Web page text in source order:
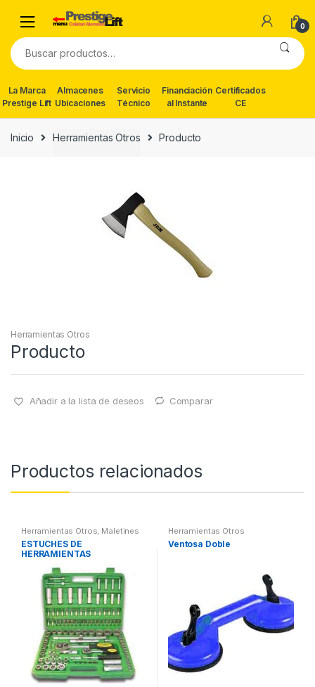
navigation
content
0
Buscar
por:
La Marca
Prestige Lift
Almacenes
Ubicaciones
Servicio
Técnico
Financiación
al Instante
Certificados
CE
Inicio Herramientas Otros Producto
Herramientas Otros
Producto
Añadir a la lista de deseos Comparar
Productos relacionados
Herramientas Otros, Maletines
Herramientas, Extractores,
Compresímetros, otros
ESTUCHES DE
HERRAMIENTAS
Herramientas Otros
Ventosa Doble